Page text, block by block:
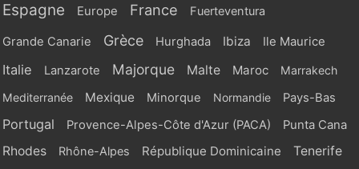
Espagne Europe France Fuerteventura
Grande Canarie Grèce Hurghada Ibiza Ile Maurice
Italie Lanzarote Majorque Malte Maroc
Marrakech
Mediterranée
Mexique Minorque Normandie Pays-Bas
Portugal Provence-Alpes-Côte d'Azur (PACA) Punta Cana
Rhodes Rhône-Alpes République Dominicaine Tenerife